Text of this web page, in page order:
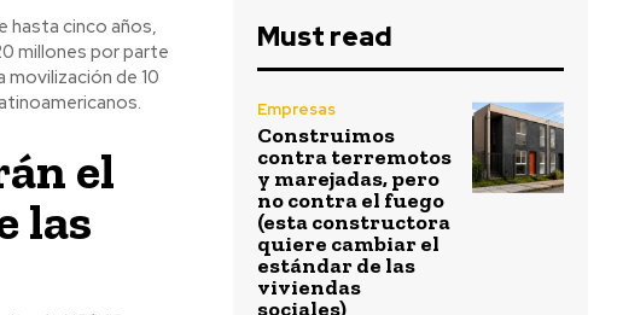
hasta cinco años,
millones por parte
movilización de 10
el
las
Must read
Empresas
Construimos
contra terremotos
y marejadas, pero
no contra el fuego
(esta constructora
quiere cambiar el
estándar de las
viviendas
sociales)